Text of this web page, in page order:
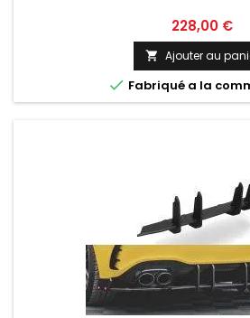
Prix
228,00 €
 Ajouter au
 Fabriqué a la